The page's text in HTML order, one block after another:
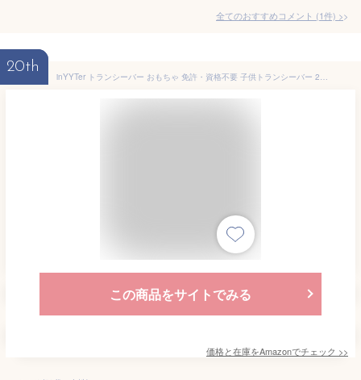
全てのおすすめコメント (1件) >
20th
inYYTer トランシーバー おもちゃ 免許・資格不要 子供トランシーバー 2台セット 小型 軽量 こども向けギフト キッズ屋内野外活動適合 技適マーク有 総務省技術基準適合商品 黄色
この商品をサイトでみる
価格と在庫をAmazonでチェック >>